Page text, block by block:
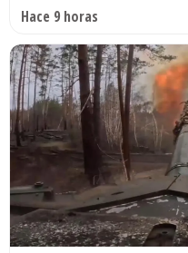
Hace 9 horas